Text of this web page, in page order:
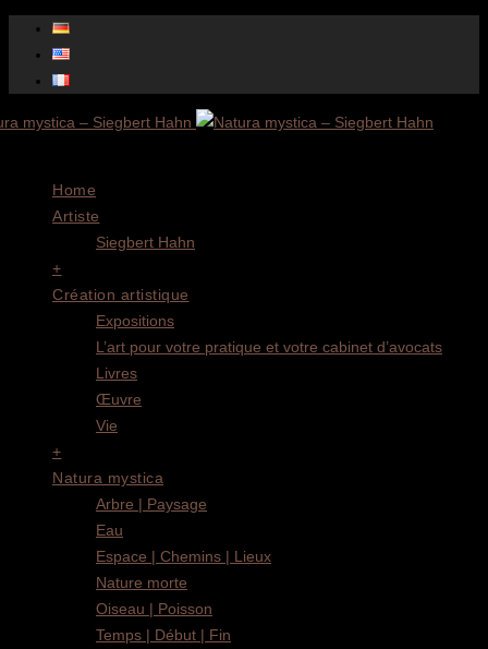
Home
Artiste
Siegbert Hahn
+
Création artistique
Expositions
L’art pour votre pratique et votre cabinet d’avocats
Livres
Œuvre
Vie
+
Natura mystica
Arbre | Paysage
Eau
Espace | Chemins | Lieux
Nature morte
Oiseau | Poisson
Temps | Début | Fin